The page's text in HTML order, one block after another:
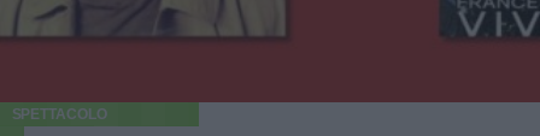
SPETTACOLO